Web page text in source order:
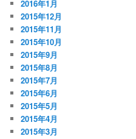
2016年1月
2015年12月
2015年11月
2015年10月
2015年9月
2015年8月
2015年7月
2015年6月
2015年5月
2015年4月
2015年3月